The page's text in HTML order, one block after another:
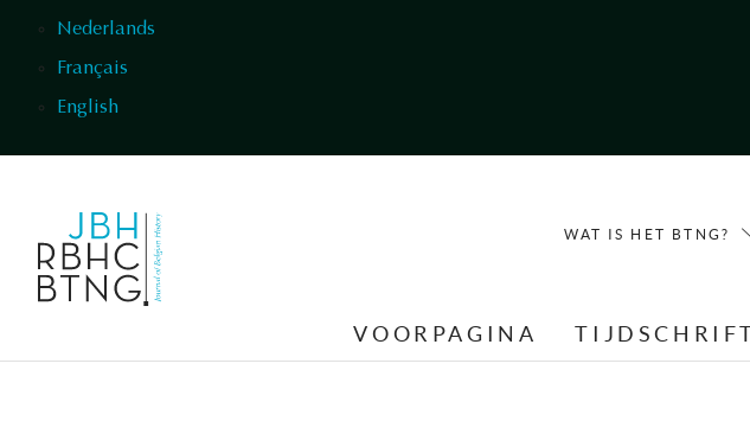
Nederlands
Français
English
WAT IS HET BTNG?
VOORPAGINA